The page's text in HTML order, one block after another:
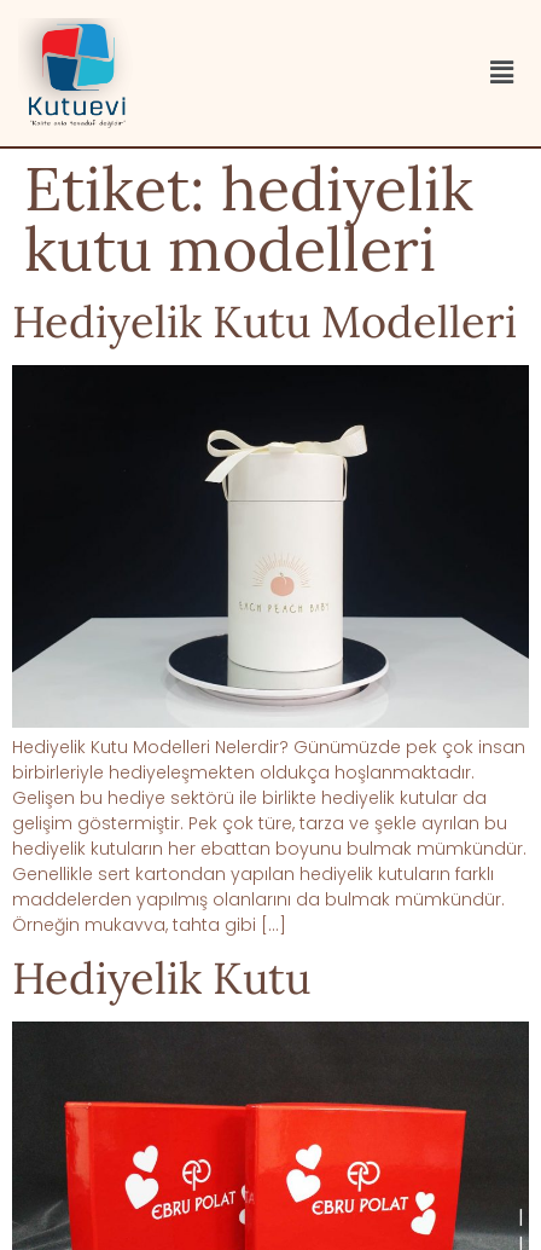
Etiket: hediyelik
kutu modelleri
Hediyelik Kutu Modelleri
Hediyelik Kutu Modelleri Nelerdir? Günümüzde pek çok insan
birbirleriyle hediyeleşmekten oldukça hoşlanmaktadır.
Gelişen bu hediye sektörü ile birlikte hediyelik kutular da
gelişim göstermiştir. Pek çok türe, tarza ve şekle ayrılan bu
hediyelik kutuların her ebattan boyunu bulmak mümkündür.
Genellikle sert kartondan yapılan hediyelik kutuların farklı
maddelerden yapılmış olanlarını da bulmak mümkündür.
Örneğin mukavva, tahta gibi […]
Hediyelik Kutu